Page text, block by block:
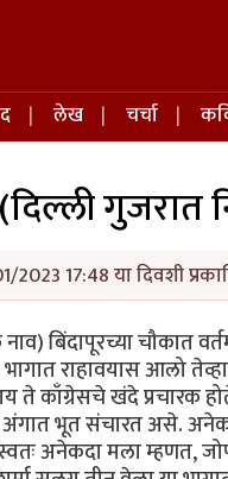
लेख चर्चा
2023 17:48 या दिवशी
बिंदापूरच्या चौकात
राहावयास आलो
ते काँग्रेसचे खंदे
अंगात भूत संचारत असे.
अनेकदा मला म्हणत,